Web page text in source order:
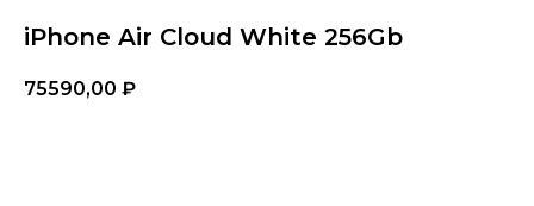
iPhone Air Cloud White 256Gb
75590,00 ₽